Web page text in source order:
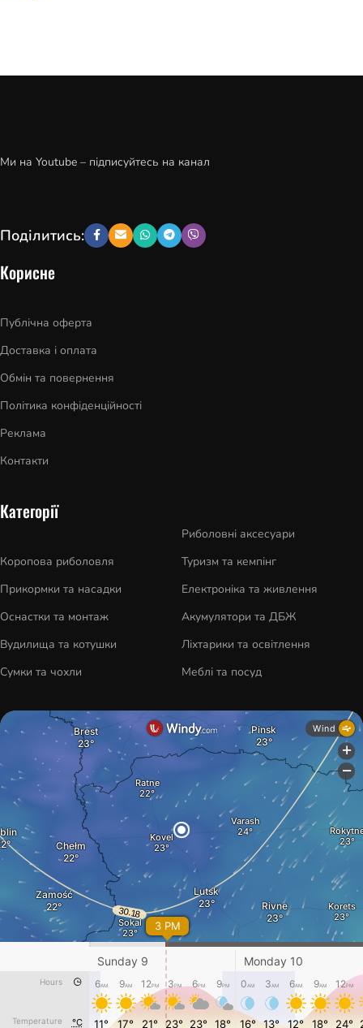
Ми на Youtube – підписуйтесь на канал
Поділитись:
Корисне
Публічна оферта
Доставка і оплата
Обмін та повернення
Політика конфіденційності
Реклама
Контакти
Категорії
Коропова риболовля
Прикормки та насадки
Оснастки та монтаж
Вудилища та котушки
Сумки та чохли
Риболовні аксесуари
Туризм та кемпінг
Електроніка та живлення
Акумулятори та ДБЖ
Ліхтарики та освітлення
Меблі та посуд